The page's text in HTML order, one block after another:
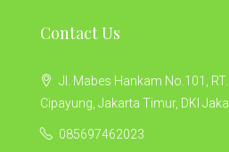
Contact Us
Jl. Mabes Hankam No.101,
Cipayung, Jakarta Timur, DKI
085697462023